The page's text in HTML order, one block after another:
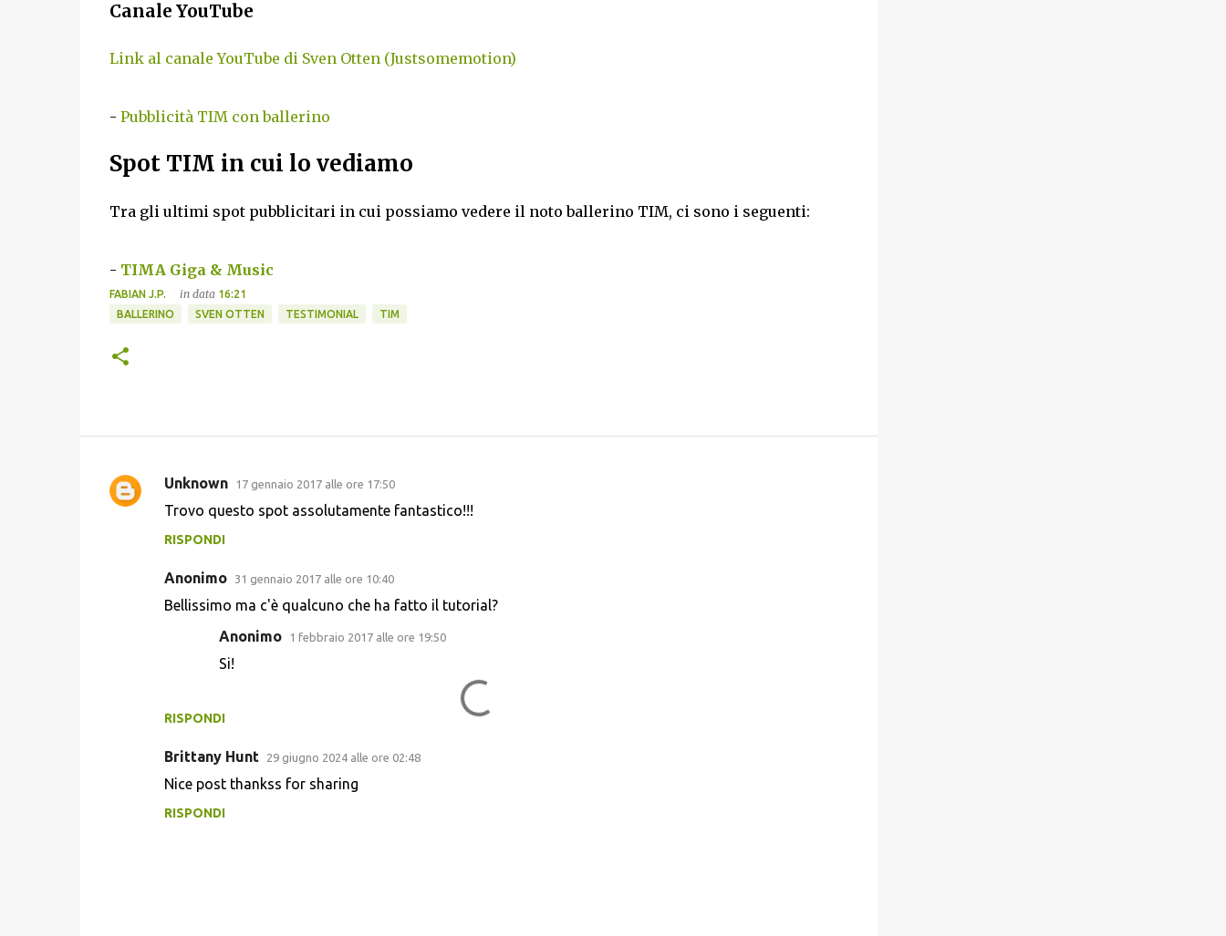
Canale YouTube
Link al canale YouTube di Sven Otten (Justsomemotion)
- Pubblicità TIM con ballerino
Spot TIM in cui lo vediamo
Tra gli ultimi spot pubblicitari in cui possiamo vedere il noto ballerino TIM, ci sono i seguenti:
- TIMA Giga & Music
FABIAN J.P. in data 16:21
BALLERINO
SVEN OTTEN TESTIMONIAL TIM
C
Unknown 17 gennaio 2017 alle ore 17:50
Trovo questo spot assolutamente fantastico!!!
RISPONDI
Anonimo 31 gennaio 2017 alle ore 10:40
Bellissimo ma c'è qualcuno che ha fatto il tutorial?
RISPONDI
Anonimo 1 febbraio 2017 alle ore 19:50
Si!
Brittany Hunt 29 giugno 2024 alle ore 02:48
Nice post thankss for sharing
RISPONDI